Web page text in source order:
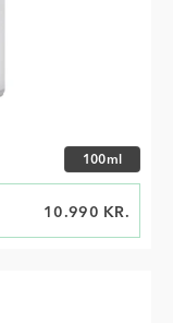
Veldu stærð
100ml
10.990 KR.